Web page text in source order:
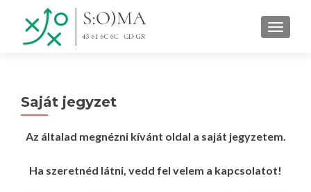
Saját jegyzet
Az általad megnézni kívánt oldal a saját jegyzetem.
Ha szeretnéd látni, vedd fel velem a kapcsolatot!